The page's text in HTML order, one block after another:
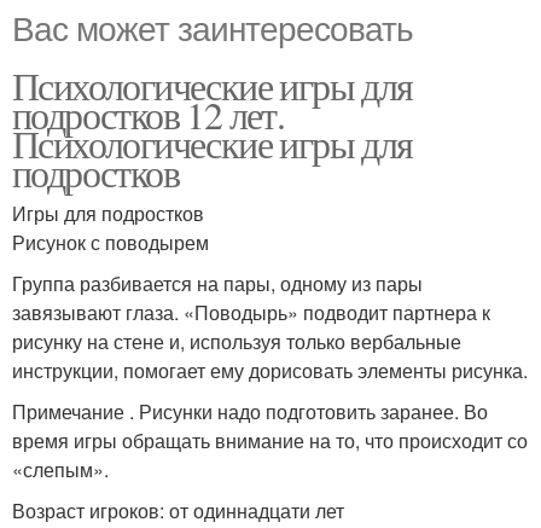
Вас может заинтересовать
Психологические игры для
подростков 12 лет.
Психологические игры для
подростков
Игры для подростков
Рисунок с поводырем
Группа разбивается на пары, одному из пары
завязывают глаза. «Поводырь» подводит партнера к
рисунку на стене и, используя только вербальные
инструкции, помогает ему дорисовать элементы рисунка.
Примечание . Рисунки надо подготовить заранее. Во
время игры обращать внимание на то, что происходит со
«слепым».
Возраст игроков: от одиннадцати лет